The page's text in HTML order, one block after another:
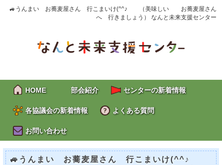
🚙うんまい お蕎麦屋さん 行こまいけ(^^♪ （美味しい お蕎麦屋さん
へ 行きましょう） なんと未来支援センター
HOME 部会紹介 センターの新着情報
各協議会の新着情報 よくある質問
お問い合わせ
🚙うんまい お蕎麦屋さん 行こまいけ(^^♪